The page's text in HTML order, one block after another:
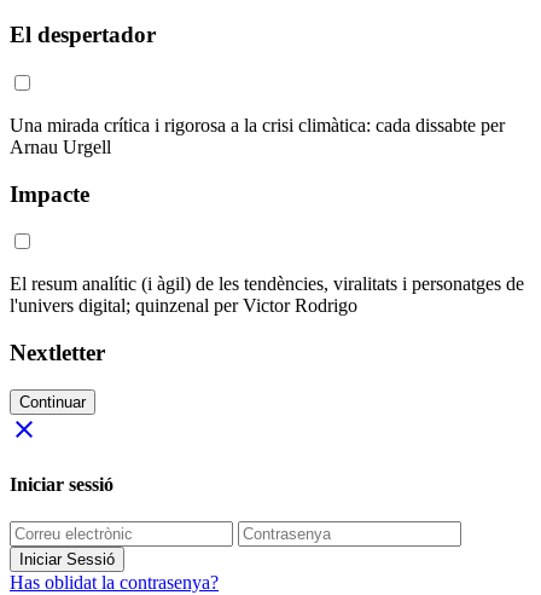
El despertador
Una mirada crítica i rigorosa a la crisi climàtica: cada dissabte per
Arnau Urgell
Impacte
El resum analític (i àgil) de les tendències, viralitats i personatges de
l'univers digital; quinzenal per Victor Rodrigo
Nextletter
Continuar
close
Iniciar sessió
Iniciar Sessió
Has oblidat la contrasenya?